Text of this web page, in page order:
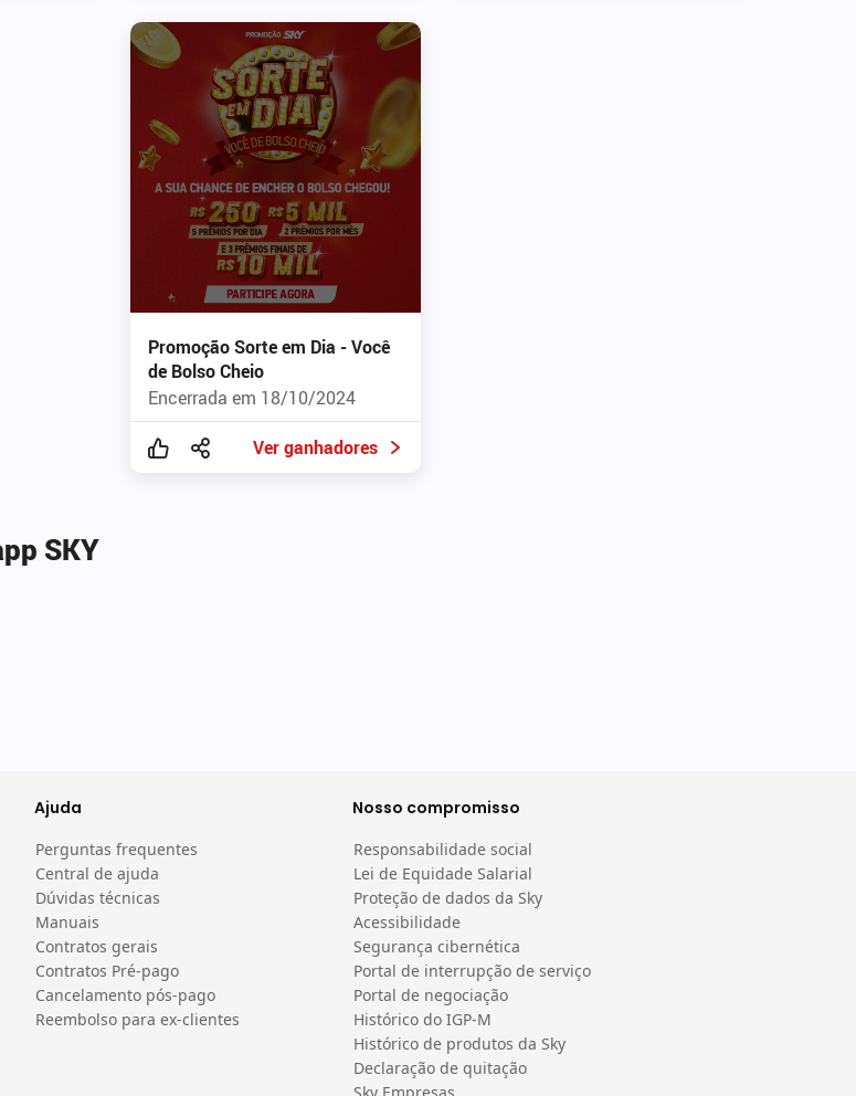
Promoção Sorte em Dia - Você
de Bolso Cheio
Encerrada em 18/10/2024
Ver ganhadores
SKY
Ajuda
Perguntas frequentes
Central de ajuda
Dúvidas técnicas
Manuais
Contratos gerais
Contratos Pré-pago
Cancelamento pós-pago
Reembolso para ex-clientes
Nosso compromisso
Responsabilidade social
Lei de Equidade Salarial
Proteção de dados da Sky
Acessibilidade
Segurança cibernética
Portal de interrupção de serviço
Portal de negociação
Histórico do IGP-M
Histórico de produtos da Sky
Declaração de quitação